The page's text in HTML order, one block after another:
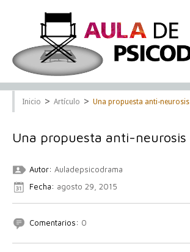
Inicio > Artículo > Una propuesta anti-neurosis
Una propuesta anti-neurosis
Autor: Auladepsicodrama
Fecha: agosto 29, 2015
Comentarios: 0